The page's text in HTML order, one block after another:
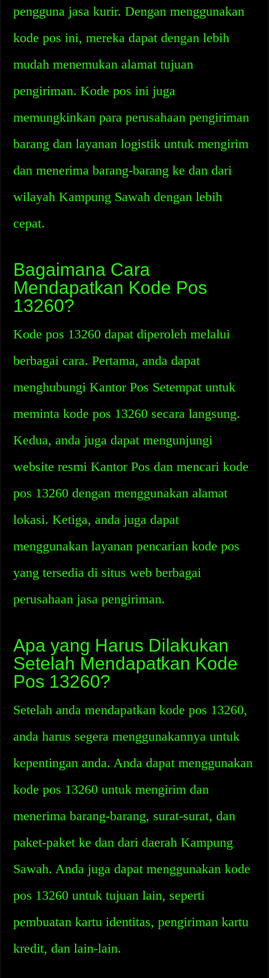
pengguna jasa kurir. Dengan menggunakan
kode pos ini, mereka dapat dengan lebih
mudah menemukan alamat tujuan
pengiriman. Kode pos ini juga
memungkinkan para perusahaan pengiriman
barang dan layanan logistik untuk mengirim
dan menerima barang-barang ke dan dari
wilayah Kampung Sawah dengan lebih
cepat.
Bagaimana Cara
Mendapatkan Kode Pos
13260?
Kode pos 13260 dapat diperoleh melalui
berbagai cara. Pertama, anda dapat
menghubungi Kantor Pos Setempat untuk
meminta kode pos 13260 secara langsung.
Kedua, anda juga dapat mengunjungi
website resmi Kantor Pos dan mencari kode
pos 13260 dengan menggunakan alamat
lokasi. Ketiga, anda juga dapat
menggunakan layanan pencarian kode pos
yang tersedia di situs web berbagai
perusahaan jasa pengiriman.
Apa yang Harus Dilakukan
Setelah Mendapatkan Kode
Pos 13260?
Setelah anda mendapatkan kode pos 13260,
anda harus segera menggunakannya untuk
kepentingan anda. Anda dapat menggunakan
kode pos 13260 untuk mengirim dan
menerima barang-barang, surat-surat, dan
paket-paket ke dan dari daerah Kampung
Sawah. Anda juga dapat menggunakan kode
pos 13260 untuk tujuan lain, seperti
pembuatan kartu identitas, pengiriman kartu
kredit, dan lain-lain.